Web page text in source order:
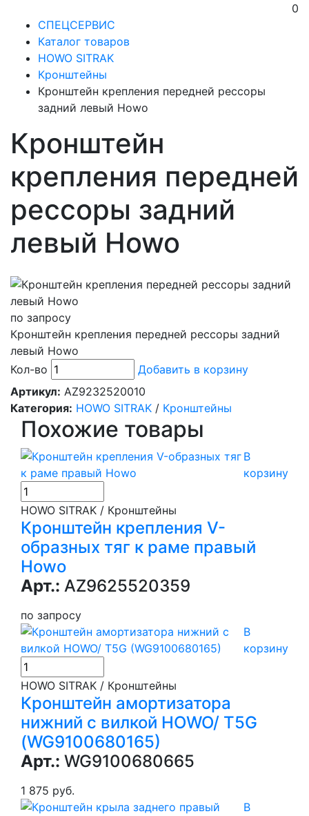
0
СПЕЦСЕРВИС
Каталог товаров
HOWO SITRAK
Кронштейны
Кронштейн крепления передней рессоры
задний левый Howo
Кронштейн
крепления передней
рессоры задний
левый Howo
по запросу
Кронштейн крепления передней рессоры задний
левый Howo
Кол-во
Добавить в корзину
Артикул: AZ9232520010
Категория: HOWO SITRAK / Кронштейны
Похожие товары
В
корзину
HOWO SITRAK / Кронштейны
Кронштейн крепления V-
образных тяг к раме правый
Howo
Арт.: AZ9625520359
по запросу
В
корзину
HOWO SITRAK / Кронштейны
Кронштейн амортизатора
нижний с вилкой HOWO/ T5G
(WG9100680165)
Арт.: WG9100680665
1 875 руб.
В